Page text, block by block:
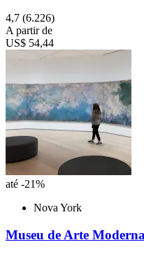
4,7 (6.226)
A partir de
US$ 54,44
até -21%
Nova York
Museu de Arte